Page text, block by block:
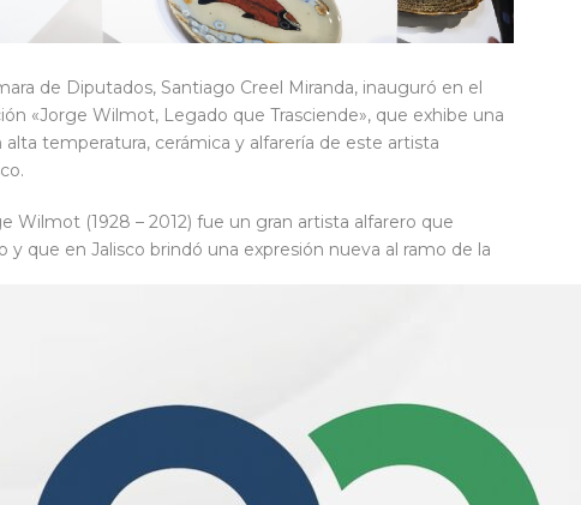
de Diputados, Santiago Creel Miranda, inauguró en el
«Jorge Wilmot, Legado que Trasciende», que exhibe una
temperatura, cerámica y alfarería de este artista
Wilmot (1928 – 2012) fue un gran artista alfarero que
que en Jalisco brindó una expresión nueva al ramo de la
se parla, donde se habla, donde se discute y se
la cual nos comunicamos, por lo que me da mucho
porque se trata de una expresión artística que
obra”.
Política, diputado Ignacio Mier Velazco, consideró
permiten apreciar con sensibilidad la herencia de la